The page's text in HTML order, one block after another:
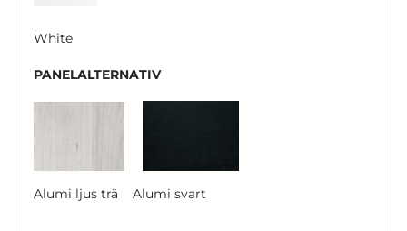
White
PANELALTERNATIV
Alumi ljus trä Alumi svart